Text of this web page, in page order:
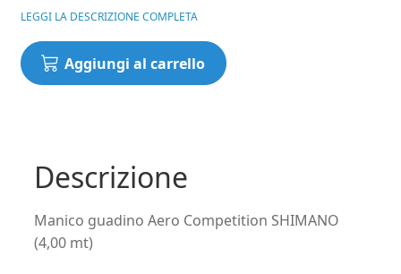
era:
è:
LEGGI LA DESCRIZIONE COMPLETA
Manico
guadino
(4,00
mt)
Aggiungi al carrello
Descrizione
Manico guadino Aero Competition SHIMANO
(4,00 mt)